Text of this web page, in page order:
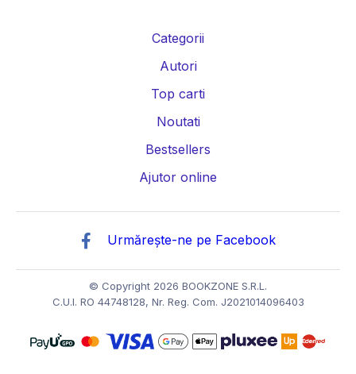
Categorii
Autori
Top carti
Noutati
Bestsellers
Ajutor online
Urmărește-ne pe Facebook
© Copyright 2026 BOOKZONE S.R.L.
C.U.I. RO 44748128, Nr. Reg. Com. J2021014096403